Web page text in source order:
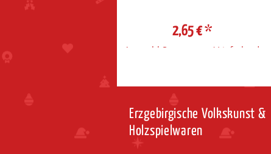
Steuerzone / Lieferland
2,65 €*
Auswahl Steuerzone / Lieferland
Erzgebirgische Volkskunst &
Holzspielwaren